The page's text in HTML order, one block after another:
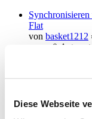
Diese Webseite
Flat
von basket1212
0
Mi., 29.
Überweisung –
vonKazuhisa »